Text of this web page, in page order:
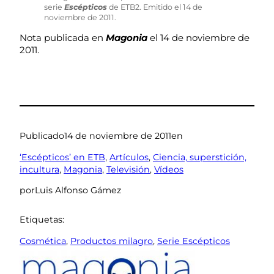
serie Escépticos de ETB2. Emitido el 14 de
noviembre de 2011.
Nota publicada en Magonia el 14 de noviembre de
2011.
Publicado14 de noviembre de 2011en
‘Escépticos’ en ETB, Artículos, Ciencia, superstición,
incultura, Magonia, Televisión, Vídeos
porLuis Alfonso Gámez
Etiquetas:
Cosmética, Productos milagro, Serie Escépticos